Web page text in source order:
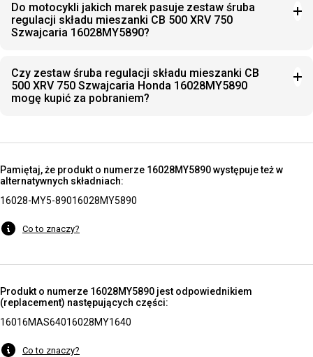
Do motocykli jakich marek pasuje zestaw śruba
regulacji składu mieszanki CB 500 XRV 750
Szwajcaria 16028MY5890?
Czy zestaw śruba regulacji składu mieszanki CB
500 XRV 750 Szwajcaria Honda 16028MY5890
mogę kupić za pobraniem?
Pamiętaj, że produkt o numerze 16028MY5890 występuje też w
alternatywnych składniach:
16028-MY5-89016028MY5890
Co to znaczy?
Produkt o numerze 16028MY5890 jest odpowiednikiem
(replacement) następujących części:
16016MAS64016028MY1640
Co to znaczy?